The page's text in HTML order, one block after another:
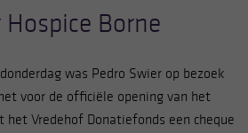
Borne
was Pedro Swier op bezoek
voor de officiële opening van het
het Vredehof Donatiefonds een cheque